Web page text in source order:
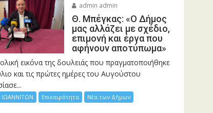
admin admin
Θ. Μπέγκας: «Ο Δήμος
μας αλλάζει με σχέδιο,
επιμονή και έργα που
αφήνουν αποτύπωμα»
εικόνα της δουλειάς που πραγματοποιήθηκε
και τις πρώτες ημέρες του Αυγούστου
Επικαιρότητα Νέα των Δήμων